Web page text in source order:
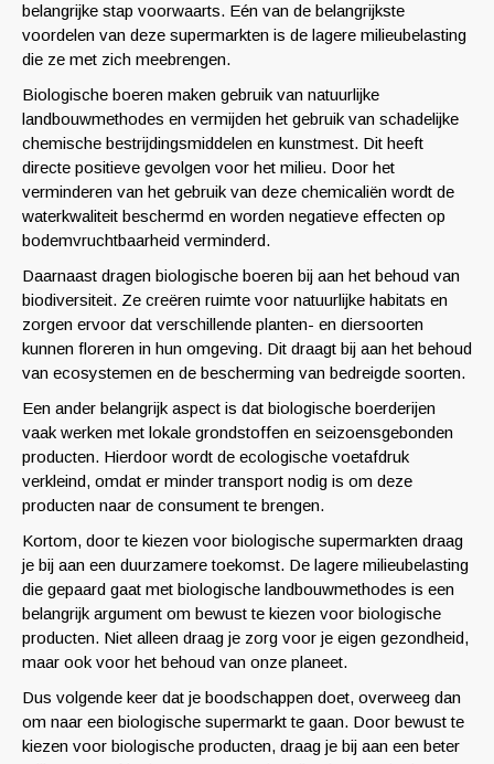
belangrijke stap voorwaarts. Eén van de belangrijkste
voordelen van deze supermarkten is de lagere milieubelasting
die ze met zich meebrengen.
Biologische boeren maken gebruik van natuurlijke
landbouwmethodes en vermijden het gebruik van schadelijke
chemische bestrijdingsmiddelen en kunstmest. Dit heeft
directe positieve gevolgen voor het milieu. Door het
verminderen van het gebruik van deze chemicaliën wordt de
waterkwaliteit beschermd en worden negatieve effecten op
bodemvruchtbaarheid verminderd.
Daarnaast dragen biologische boeren bij aan het behoud van
biodiversiteit. Ze creëren ruimte voor natuurlijke habitats en
zorgen ervoor dat verschillende planten- en diersoorten
kunnen floreren in hun omgeving. Dit draagt ​​bij aan het behoud
van ecosystemen en de bescherming van bedreigde soorten.
Een ander belangrijk aspect is dat biologische boerderijen
vaak werken met lokale grondstoffen en seizoensgebonden
producten. Hierdoor wordt de ecologische voetafdruk
verkleind, omdat er minder transport nodig is om deze
producten naar de consument te brengen.
Kortom, door te kiezen voor biologische supermarkten draag
je bij aan een duurzamere toekomst. De lagere milieubelasting
die gepaard gaat met biologische landbouwmethodes is een
belangrijk argument om bewust te kiezen voor biologische
producten. Niet alleen draag je zorg voor je eigen gezondheid,
maar ook voor het behoud van onze planeet.
Dus volgende keer dat je boodschappen doet, overweeg dan
om naar een biologische supermarkt te gaan. Door bewust te
kiezen voor biologische producten, draag je bij aan een beter